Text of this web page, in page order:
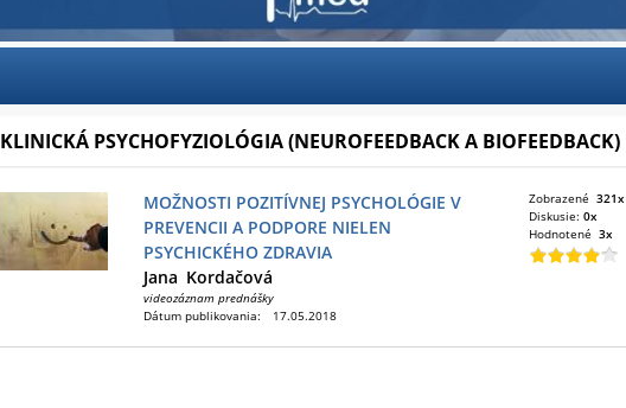
KLINICKÁ PSYCHOFYZIOLÓGIA (NEUROFEEDBACK A BIOFEEDBACK)
MOŽNOSTI POZITÍVNEJ PSYCHOLÓGIE V
PREVENCII A PODPORE NIELEN
PSYCHICKÉHO ZDRAVIA
Jana Kordačová
videozáznam prednášky
Dátum publikovania:
17.05.2018
Zobrazené 321x
Diskusie: 0x
Hodnotené 3x